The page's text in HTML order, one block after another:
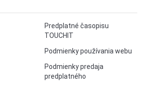
Predplatné časopisu
TOUCHIT
Podmienky používania webu
Podmienky predaja
predplatného